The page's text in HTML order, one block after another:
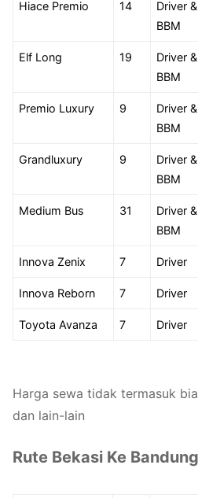
Hiace Premio 14
Driver &
BBM
Elf Long 19
Driver &
BBM
Premio Luxury 9
Driver &
BBM
Grandluxury 9
Driver &
BBM
Medium Bus 31
Driver &
BBM
Innova Zenix 7 Driver
Innova Reborn 7 Driver
Toyota Avanza 7 Driver
Harga sewa tidak termasuk
dan lain-lain
Rute Bekasi Ke Bandung